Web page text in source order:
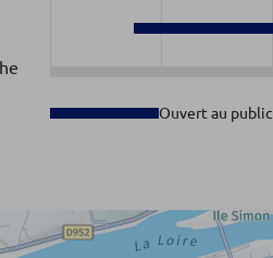
Ouvert au public